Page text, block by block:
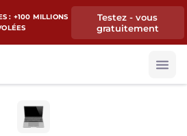
: +100 MILLIONS
Testez - vous
gratuitement